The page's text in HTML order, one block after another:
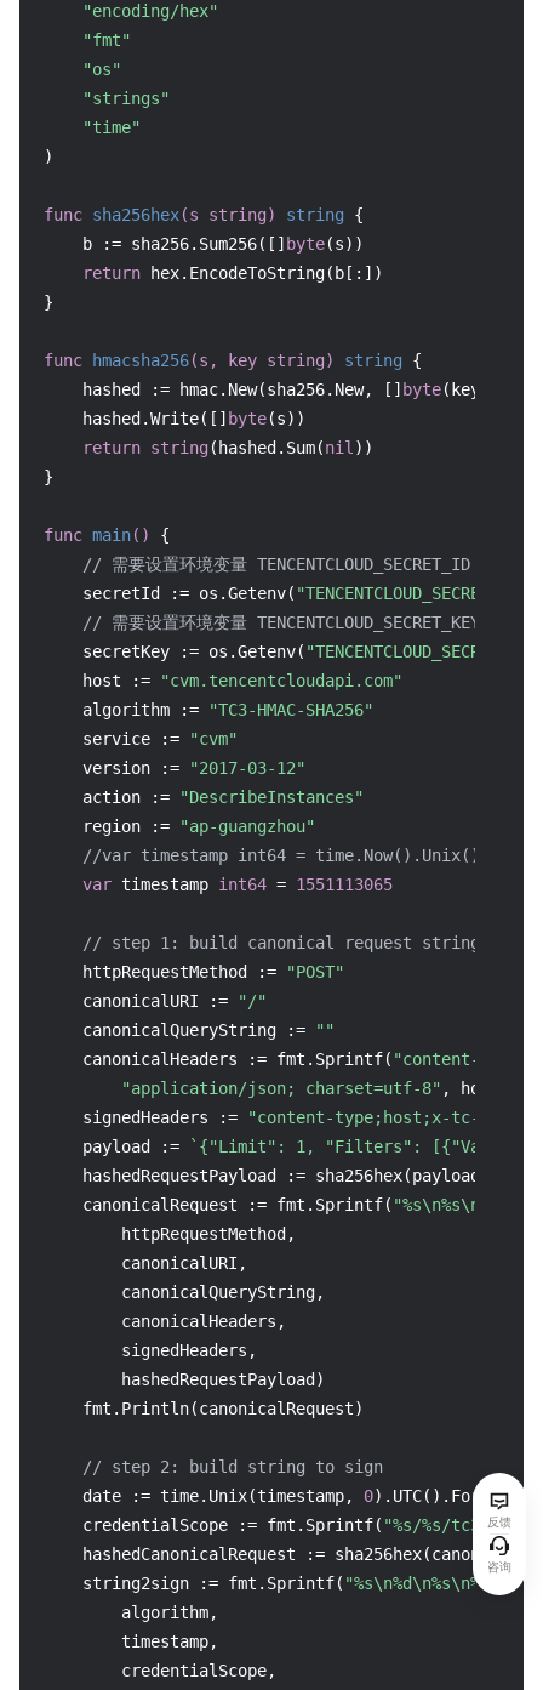
"encoding/hex"
"fmt"
"os"
"strings"
"time"
)
func sha256hex(s string) string {
    b := sha256.Sum256([]
byte(s))
return hex.EncodeToString(b[:])
}
func hmacsha256(s, key string) string {
    hashed := hmac.New(sha256.New, []
byte(key))
    hashed.Write([]
byte(s))
return string (hashed.Sum(nil ))
}
func main()
{
// 需要设置环境变量
    secretId := os.Getenv(
"TENCENTCLOUD_SECRET_ID"
// 需要设置环境变量
    secretKey := os.Getenv(
    host :=
"cvm.tencentcloudapi.com"
    algorithm :=
"TC3-HMAC-SHA256"
    service :=
"cvm"
    version :=
"2017-03-12"
    action :=
"DescribeInstances"
    region :=
"ap-guangzhou"
//var timestamp int64 = time.Now().Unix()
var timestamp int64 = 1551113065
// step 1: build canonical request string
    httpRequestMethod :=
"POST"
    canonicalURI :=
"/"
    canonicalQueryString :=
""
    canonicalHeaders := fmt.Sprintf(
"content-
"application/json; charset=utf-8" , host,
    signedHeaders :=
"content-type;host;x-tc-
    payload :=
`{"Limit": 1, "Filters": [{"Values":
    hashedRequestPayload := sha256hex(payload)
    canonicalRequest := fmt.Sprintf(
        httpRequestMethod,
        canonicalURI,
        canonicalQueryString,
        canonicalHeaders,
        signedHeaders,
        hashedRequestPayload)
    fmt.Println(canonicalRequest)
// step 2: build string to sign
    date := time.Unix(timestamp,
0).UTC().Format(
    credentialScope := fmt.Sprintf(
"%s/%s/
hashedCanonicalRequest :=
    string2sign := fmt.Sprintf(
"%s\n%d\n%s\n%s"
        algorithm,
        timestamp,
        credentialScope,
反馈
咨询